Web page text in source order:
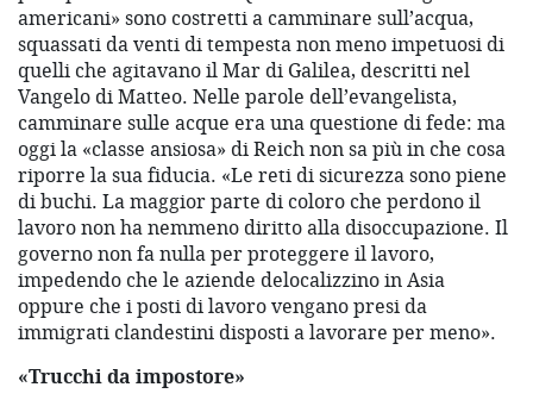
americani» sono costretti a camminare sull’acqua,
squassati da venti di tempesta non meno impetuosi di
quelli che agitavano il Mar di Galilea, descritti nel
Vangelo di Matteo. Nelle parole dell’evangelista,
camminare sulle acque era una questione di fede: ma
oggi la «classe ansiosa» di Reich non sa più in che cosa
riporre la sua fiducia. «Le reti di sicurezza sono piene
di buchi. La maggior parte di coloro che perdono il
lavoro non ha nemmeno diritto alla disoccupazione. Il
governo non fa nulla per proteggere il lavoro,
impedendo che le aziende delocalizzino in Asia
oppure che i posti di lavoro vengano presi da
immigrati clandestini disposti a lavorare per meno».
«Trucchi da impostore»